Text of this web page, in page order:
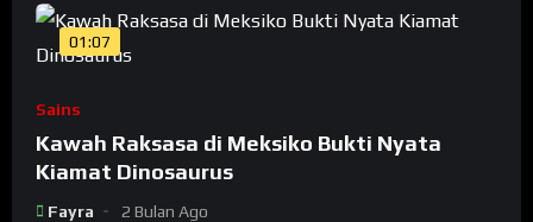
01:07
Sains
Kawah Raksasa di Meksiko Bukti Nyata
Kiamat Dinosaurus
Fayra 2 Bulan Ago